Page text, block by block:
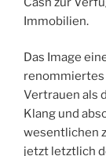
Immobilien.
Das Image
Vertrauen als
Klang und
wesentlichen
jetzt letztlich